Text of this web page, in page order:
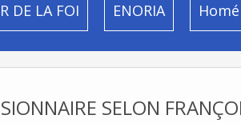
DE LA FOI ENORIA
SELON